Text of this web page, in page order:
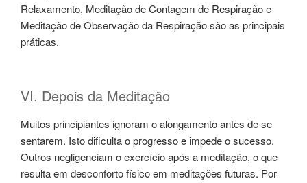
Relaxamento, Meditação de Contagem de Respiração e
Meditação de Observação da Respiração são as principais
práticas.
VI. Depois da Meditação
Muitos principiantes ignoram o alongamento antes de se
sentarem. Isto dificulta o progresso e impede o sucesso.
Outros negligenciam o exercício após a meditação, o que
resulta em desconforto físico em meditações futuras. Por